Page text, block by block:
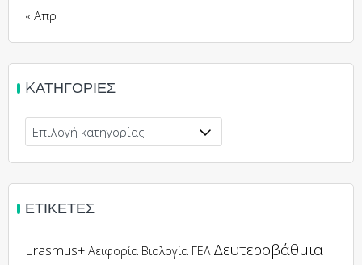
« Απρ
KΑΤΗΓΟΡΊΕΣ
ΕΤΙΚΈΤΕΣ
Erasmus+ Αειφορία Βιολογία ΓΕΛ Δευτεροβάθμια